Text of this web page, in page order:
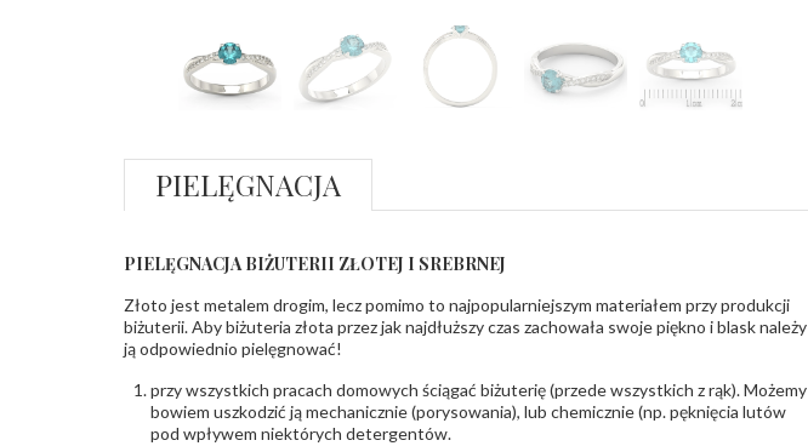
PIELĘGNACJA
PIELĘGNACJA BIŻUTERII ZŁOTEJ I SREBRNEJ
Złoto jest metalem drogim, lecz pomimo to najpopularniejszym materiałem przy produkcji
biżuterii. Aby biżuteria złota przez jak najdłuższy czas zachowała swoje piękno i blask należy
ją odpowiednio pielęgnować!
przy wszystkich pracach domowych ściągać biżuterię (przede wszystkich z rąk). Możemy
bowiem uszkodzić ją mechanicznie (porysowania), lub chemicznie (np. pęknięcia lutów
pod wpływem niektórych detergentów.